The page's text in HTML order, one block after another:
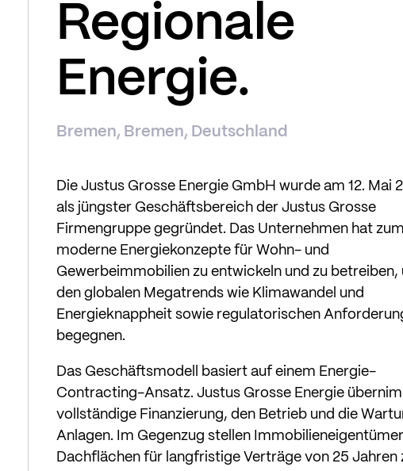
Regionale
Energie.
Bremen, Bremen, Deutschland
Die Justus Grosse Energie GmbH wurde am 12. Mai
als jüngster Geschäftsbereich der Justus Grosse
Firmengruppe gegründet. Das Unternehmen hat
moderne Energiekonzepte für Wohn- und
Gewerbeimmobilien zu entwickeln und zu betreiben,
den globalen Megatrends wie Klimawandel und
Energieknappheit sowie regulatorischen
begegnen.
Das Geschäftsmodell basiert auf einem Energie-
Contracting-Ansatz. Justus Grosse Energie
vollständige Finanzierung, den Betrieb und die
Anlagen. Im Gegenzug stellen
Dachflächen für langfristige Verträge von 25 Jahren